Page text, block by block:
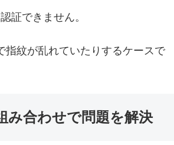
証できません。
指紋が乱れていたりするケースで
み合わせで問題を解決